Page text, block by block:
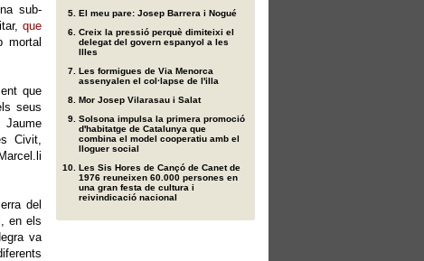
sub-
que
mortal
que
seus
Jaume
Civit,
del
en els
va
El meu pare: Josep Barrera i Nogué
Creix la pressió perquè dimiteixi el
delegat del govern espanyol a les
Illes
Les formigues de Via Menorca
assenyalen el col·lapse de l'illa
Mor Josep Vilarasau i Salat
Solsona impulsa la primera promoció
d'habitatge de Catalunya que
combina el model cooperatiu amb el
lloguer social
Les Sis Hores de Cançó de Canet de
1976 reuneixen 60.000 persones en
una gran festa de cultura i
reivindicació nacional